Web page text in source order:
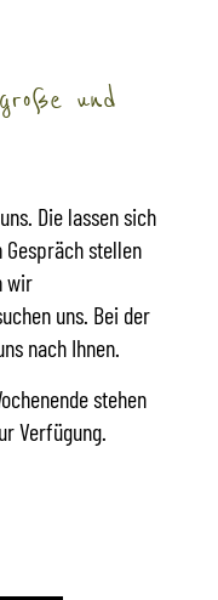
und
Die lassen sich
stellen
wir
uns. Bei der
nach Ihnen.
stehen
Verfügung.